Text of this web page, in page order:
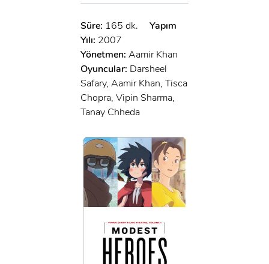
Süre: 165 dk.
Yapım
Yılı: 2007
Yönetmen: Aamir Khan
Oyuncular: Darsheel
Safary, Aamir Khan, Tisca
Chopra, Vipin Sharma,
Tanay Chheda